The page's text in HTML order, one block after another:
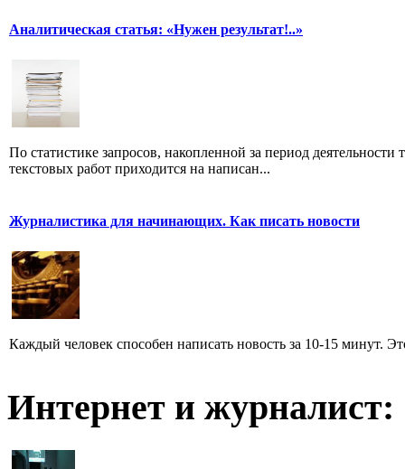
Аналитическая статья: «Нужен результат!..»
По статистике запросов, накопленной за период
текстовых работ приходится на написан...
Журналистика для начинающих. Как писать новости
Каждый человек способен написать новость за 10-15 минут.
Интернет и журналист: